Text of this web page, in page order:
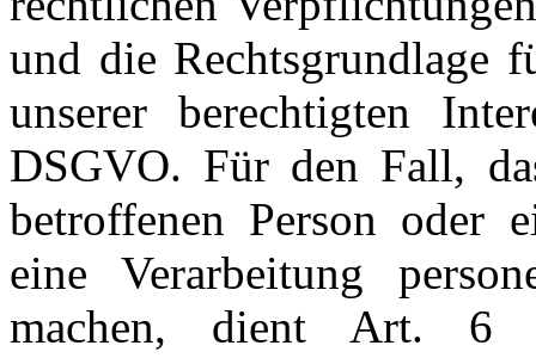
und die Rechtsgrundlage
unserer berechtigten
DSGVO. Für den Fall,
betroffenen Person oder
eine Verarbeitung
machen, dient Art.